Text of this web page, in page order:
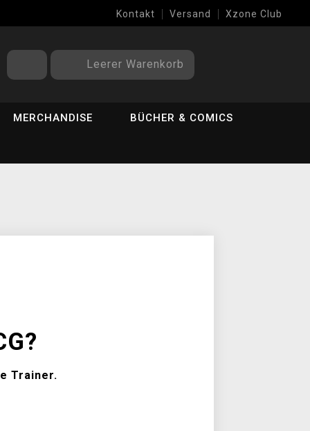
Kontakt Versand Xzone Club
Leerer Warenkorb
MERCHANDISE BÜCHER & COMICS
Trainer.